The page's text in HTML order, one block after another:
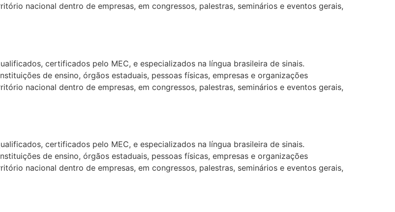
nacional dentro de empresas, em congressos, palestras, seminários e eventos gerais,
certificados pelo MEC, e especializados na língua brasileira de sinais.
de ensino, órgãos estaduais, pessoas físicas, empresas e organizações
nacional dentro de empresas, em congressos, palestras, seminários e eventos gerais,
certificados pelo MEC, e especializados na língua brasileira de sinais.
de ensino, órgãos estaduais, pessoas físicas, empresas e organizações
nacional dentro de empresas, em congressos, palestras, seminários e eventos gerais,